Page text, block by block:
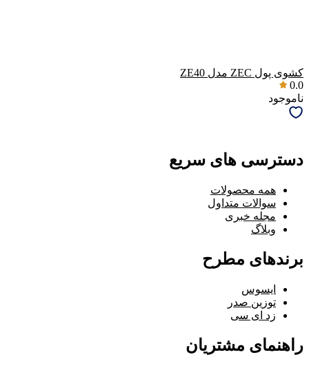
کشوی پول ZEC مدل ZE40
0.0
ناموجود
دسترسی های سریع
همه محصولات
سوالات متداول
مجله خبری
وبلاگ
برندهای مطرح
ایسوس
توزین صدر
زد ای سی
راهنمای مشتریان